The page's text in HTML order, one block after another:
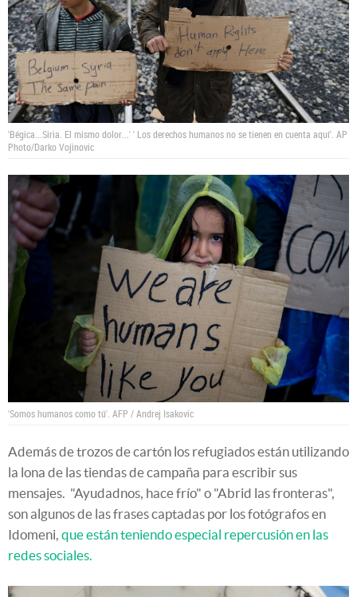
'Bégica...Siria. El mismo dolor...' ' Los derechos humanos no se tienen en cuenta aquí'. AP
Photo/Darko Vojinovic
'Somos humanos como tú'. AFP / Andrej Isakovic
Además de trozos de cartón los refugiados están utilizando
la lona de las tiendas de campaña para escribir sus
mensajes. "Ayudadnos, hace frío" o "Abrid las fronteras",
son algunos de las frases captadas por los fotógrafos en
Idomeni, que están teniendo especial repercusión en las
redes sociales.